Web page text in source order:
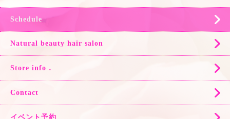
Schedule
Natural beauty hair salon
Store info．
Contact
イベント予約